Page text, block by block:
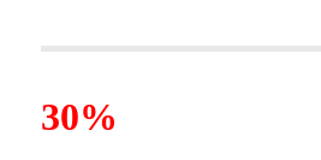
30%